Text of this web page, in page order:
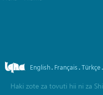
English. Français.Türkçe.
Haki zote za tovuti hii ni za